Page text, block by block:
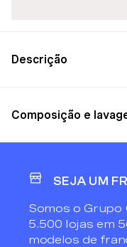
Descrição
Composição e
SEJA UM
Somos o Grupo
5.500 lojas em
modelos de